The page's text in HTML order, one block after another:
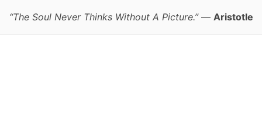
“The Soul Never Thinks Without A Picture.”— Aristotle